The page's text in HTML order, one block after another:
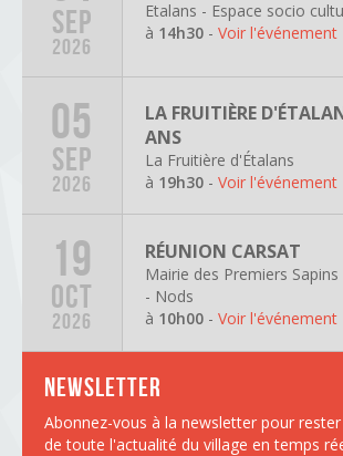
SEP
2026
Etalans - Espace socio
à 14h30 - Voir l'événement
05
SEP
2026
LA FRUITIÈRE
ANS
La Fruitière d'Étalans
à 19h30 - Voir l'événement
19
OCT
2026
RÉUNION CARSAT
Mairie des Premiers
- Nods
à 10h00 - Voir l'événement
Newsletter
Abonnez-vous à la newsletter pour
de toute l'actualité du village en temps